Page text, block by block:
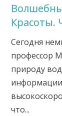
Красоты.
Сегодня
профессор
природу
что...